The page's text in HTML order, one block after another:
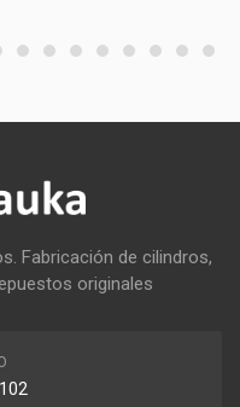
Fabricación de cilindros,
originales